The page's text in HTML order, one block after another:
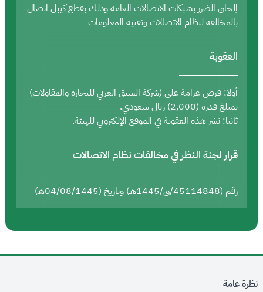
إلحاق الضرر بشبكات الاتصالات العامة وذلك بقطع كيبل اتصال
بالمخالفة لنظام الاتصالات وتقنية المعلومات
العقوبة
أولا: فرض غرامة على (شركة السبق العربي للتجارة والمقاولات)
بمبلغ قدره (2,000) ريال سعودي.
ثانيا: نشر هذه العقوبة في الموقع الإلكتروني للهيئة.
قرار لجنة النظر في مخالفات نظام الاتصالات
رقم (45114848/ق/1445هـ) وتاريخ (04/08/1445هـ)
نظرة عامة